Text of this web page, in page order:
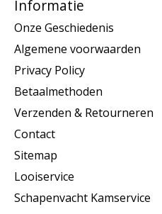
Informatie
Onze Geschiedenis
Algemene voorwaarden
Privacy Policy
Betaalmethoden
Verzenden & Retourneren
Contact
Sitemap
Looiservice
Schapenvacht Kamservice